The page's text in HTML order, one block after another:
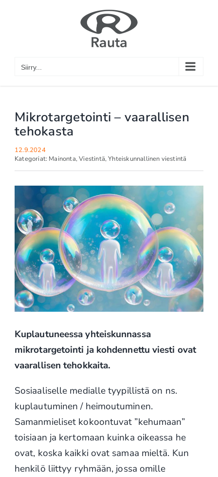
Siirry...
Mikrotargetointi – vaarallisen
tehokasta
12.9.2024
Kategoriat: Mainonta,Viestintä,Yhteiskunnallinen viestintä
Kuplautuneessa yhteiskunnassa
mikrotargetointi ja kohdennettu viesti ovat
vaarallisen tehokkaita.
Sosiaaliselle medialle tyypillistä on ns.
kuplautuminen / heimoutuminen.
Samanmieliset kokoontuvat ”kehumaan”
toisiaan ja kertomaan kuinka oikeassa he
ovat, koska kaikki ovat samaa mieltä. Kun
henkilö liittyy ryhmään, jossa omille